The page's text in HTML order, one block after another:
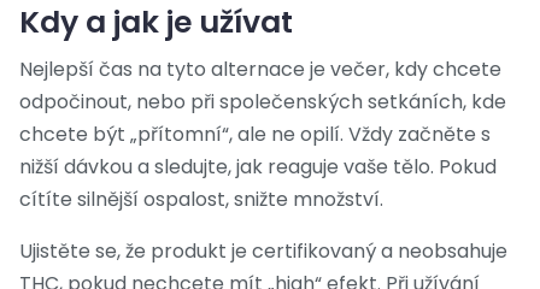
Kdy a jak je užívat
Nejlepší čas na tyto alternace je večer, kdy chcete
odpočinout, nebo při společenských setkáních, kde
chcete být „přítomní“, ale ne opilí. Vždy začněte s
nižší dávkou a sledujte, jak reaguje vaše tělo. Pokud
cítíte silnější ospalost, snižte množství.
Ujistěte se, že produkt je certifikovaný a neobsahuje